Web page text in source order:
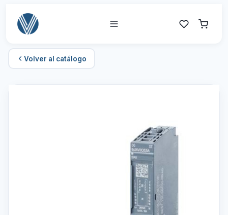
Volver al catálogo